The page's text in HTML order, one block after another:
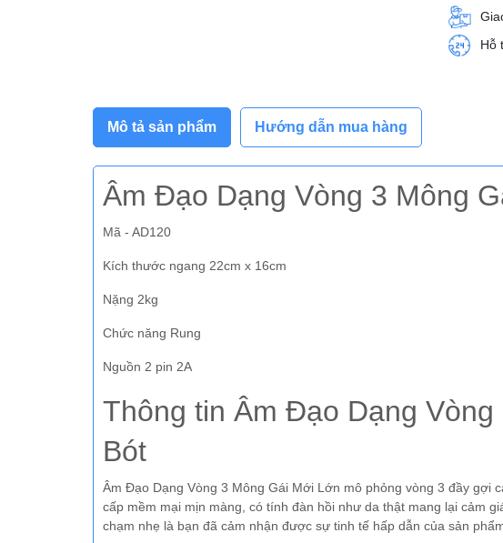
Hỗ
Mô tả sản phẩm Hướng dẫn mua hàng
Âm Đạo Dạng Vòng 3 Mông
Mã - AD120
Kích thước ngang 22cm x 16cm
Nặng 2kg
Chức năng Rung
Nguồn 2 pin 2A
Thông tin Âm Đạo Dạng
Bót
Âm Đạo Dạng Vòng 3 Mông Gái Mới Lớn mô phỏng vòng 3 đầy gợi
cấp mềm mại mịn màng, có tính đàn hồi như da thật mang lại cảm
chạm nhẹ là bạn đã cảm nhận được sự tinh tế hấp dẫn của sản